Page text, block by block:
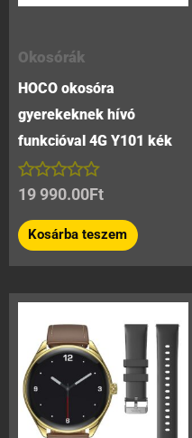
Okosórák
HOCO okosóra
gyerekeknek hívó
funkcióval 4G Y101 kék
Értékelés:
/
5
19 990.00Ft
Kosárba teszem